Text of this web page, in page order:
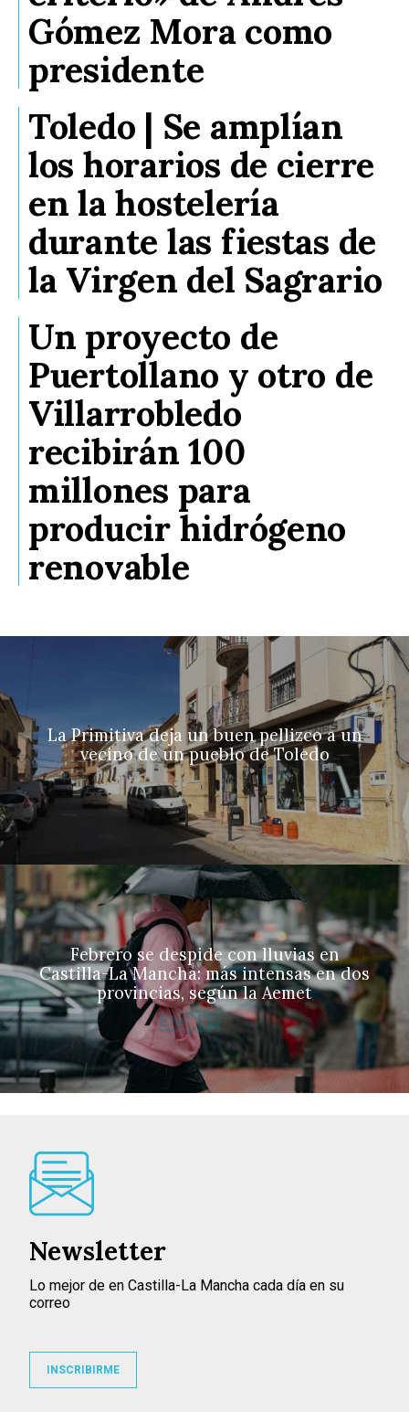
Gómez Mora como
presidente
Toledo | Se amplían
los horarios de cierre
en la hostelería
durante las fiestas de
la Virgen del Sagrario
Un proyecto de
Puertollano y otro de
Villarrobledo
recibirán 100
millones para
producir hidrógeno
renovable
La Primitiva deja un buen pellizco a un
vecino de un pueblo de Toledo
Febrero se despide con lluvias en
Castilla-La Mancha: más intensas en dos
provincias, según la Aemet
Newsletter
Lo mejor de en Castilla-La Mancha cada día en su
correo
INSCRIBIRME